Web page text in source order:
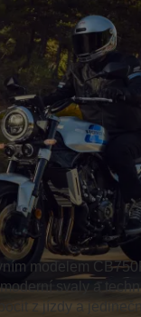
modelem
svaly a
z jízdy a